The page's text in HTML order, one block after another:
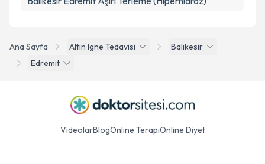
Ana Sayfa Altin Igne Tedavisi
Balıkesir
Edremit
VideolarBlogOnline TerapiOnline Diyet